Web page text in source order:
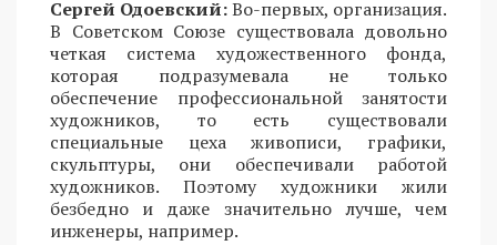
Сергей Одоевский:Во-первых, организация.
В Советском Союзе существовала довольно
четкая система художественного фонда,
которая подразумевала не только
обеспечение профессиональной занятости
художников, то есть существовали
специальные цеха живописи, графики,
скульптуры, они обеспечивали работой
художников. Поэтому художники жили
безбедно и даже значительно лучше, чем
инженеры, например.